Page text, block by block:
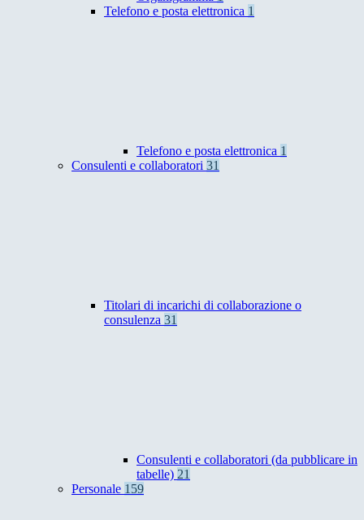
Telefono e posta elettronica 1
Telefono e posta elettronica 1
Consulenti e collaboratori 31
Titolari di incarichi di collaborazione o
consulenza 31
Consulenti e collaboratori (da pubblicare in
tabelle) 21
Personale 159